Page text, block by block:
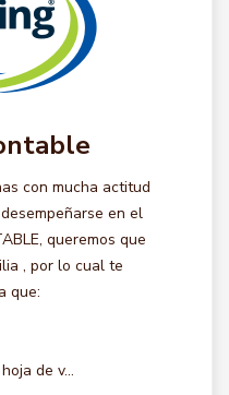
con mucha actitud
en el
queremos que
, por lo cual te
que:
de v...